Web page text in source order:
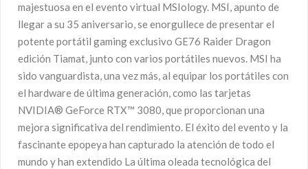
majestuosa en el evento virtual MSIology. MSI, apunto de
llegar a su 35 aniversario, se enorgullece de presentar el
potente portátil gaming exclusivo GE76 Raider Dragon
edición Tiamat, junto con varios portátiles nuevos. MSI ha
sido vanguardista, una vez más, al equipar los portátiles con
el hardware de última generación, como las tarjetas
NVIDIA® GeForce RTX™ 3080, que proporcionan una
mejora significativa del rendimiento. El éxito del evento y la
fascinante epopeya han capturado la atención de todo el
mundo y han extendido La última oleada tecnológica del